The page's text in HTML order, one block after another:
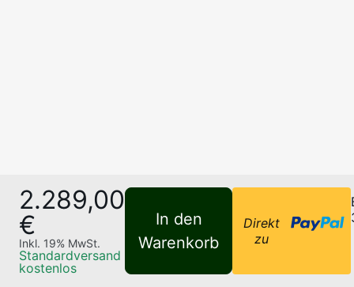
2.289,00
€
Inkl. 19% MwSt.
Standardversand
kostenlos
In den
Warenkorb
Direkt
zu